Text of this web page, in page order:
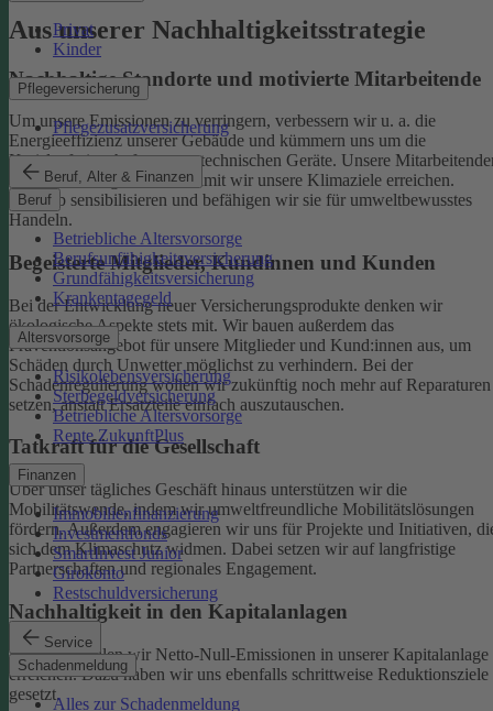
Privat
Kinder
Pflegeversicherung
Pflegezusatzversicherung
Beruf, Alter & Finanzen
Beruf
Betriebliche Altersvorsorge
Berufsunfähigkeitsversicherung
Grundfähigkeitsversicherung
Krankentagegeld
Altersvorsorge
Risikolebensversicherung
Sterbegeldversicherung
Betriebliche Altersvorsorge
Rente ZukunftPlus
Finanzen
Immobilienfinanzierung
Investmentfonds
SmartInvest Junior
Girokonto
Restschuldversicherung
Service
Schadenmeldung
Alles zur Schadenmeldung
Aus unserer Nachhaltigkeitsstrategie
Nachhaltige Standorte und motivierte Mitarbeitende
Um unsere Emissionen zu verringern, verbessern wir u. a. die
Energieeffizienz unserer Gebäude und kümmern uns um die
Kreislaufwirtschaft unserer technischen Geräte. Unsere
sind ein wichtiger Hebel, damit wir unsere Klimaziele erreichen.
Deshalb sensibilisieren und befähigen wir sie für umweltbewusstes
Handeln.
Begeisterte Mitglieder, Kundinnen und Kunden
Bei der Entwicklung neuer Versicherungsprodukte denken wir
ökologische Aspekte stets mit. Wir bauen außerdem das
Präventionsangebot für unsere Mitglieder und Kund:innen aus, um
Schäden durch Unwetter möglichst zu verhindern. Bei der
Schadenregulierung wollen wir zukünftig noch mehr auf Reparaturen
setzen, anstatt Ersatzteile einfach auszutauschen.
Tatkraft für die Gesellschaft
Über unser tägliches Geschäft hinaus unterstützen wir die
Mobilitätswende, indem wir umweltfreundliche Mobilitätslösungen
fördern. Außerdem engagieren wir uns für Projekte und Initiativen,
sich dem Klimaschutz widmen. Dabei setzen wir auf langfristige
Partnerschaften und regionales Engagement.
Nachhaltigkeit in den Kapitalanlagen
Bis 2050 wollen wir Netto-Null-Emissionen in unserer Kapitalanlage
erreichen. Dazu haben wir uns ebenfalls schrittweise Reduktionsziele
gesetzt.